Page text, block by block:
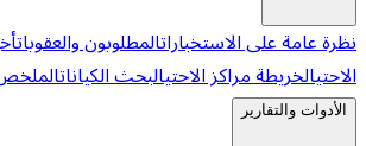
نظرة عامة على الاستخباراتالمطلوبون والعقوبات
الاحتيالخريطة مراكز الاحتيالبحث الكيانات
الأدوات والتقارير